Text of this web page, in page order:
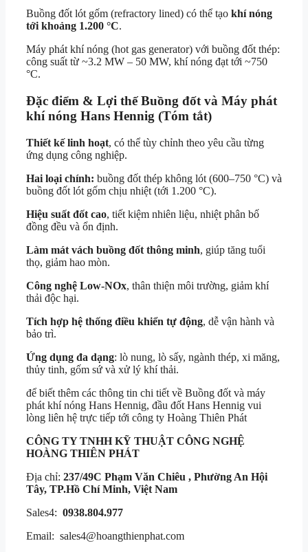
Buồng đốt lót gốm (refractory lined) có thể tạo khí nóng
tới khoảng 1.200 °C.
Máy phát khí nóng (hot gas generator) với buồng đốt thép:
công suất từ ~3.2 MW – 50 MW, khí nóng đạt tới ~750
°C.
Đặc điểm & Lợi thế Buồng đốt và Máy phát
khí nóng Hans Hennig (Tóm tắt)
Thiết kế linh hoạt, có thể tùy chỉnh theo yêu cầu từng
ứng dụng công nghiệp.
Hai loại chính: buồng đốt thép không lót (600–750 °C) và
buồng đốt lót gốm chịu nhiệt (tới 1.200 °C).
Hiệu suất đốt cao, tiết kiệm nhiên liệu, nhiệt phân bố
đồng đều và ổn định.
Làm mát vách buồng đốt thông minh, giúp tăng tuổi
thọ, giảm hao mòn.
Công nghệ Low-NOx, thân thiện môi trường, giảm khí
thải độc hại.
Tích hợp hệ thống điều khiển tự động, dễ vận hành và
bảo trì.
Ứng dụng đa dạng: lò nung, lò sấy, ngành thép, xi măng,
thủy tinh, gốm sứ và xử lý khí thải.
để biết thêm các thông tin chi tiết về Buồng đốt và máy
phát khí nóng Hans Hennig, đầu đốt Hans Hennig vui
lòng liên hệ trực tiếp tới công ty Hoàng Thiên Phát
CÔNG TY TNHH KỸ THUẬT CÔNG NGHỆ
HOÀNG THIÊN PHÁT
Địa chỉ: 237/49C Phạm Văn Chiêu , Phường An Hội
Tây, TP.Hồ Chí Minh, Việt Nam
Sales4: 0938.804.977
Email: sales4@hoangthienphat.com